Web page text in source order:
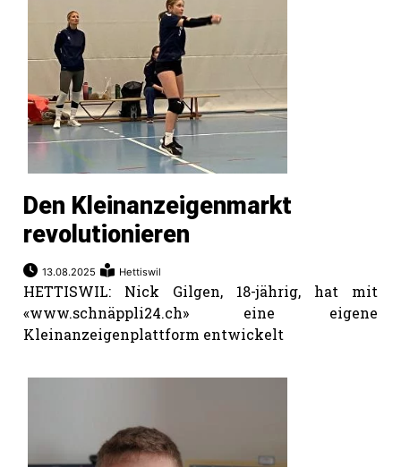
Den Kleinanzeigenmarkt
revolutionieren
13.08.2025 Hettiswil
HETTISWIL: Nick Gilgen, 18-jährig, hat mit
«www.schnäppli24.ch» eine eigene
Kleinanzeigenplattform entwickelt